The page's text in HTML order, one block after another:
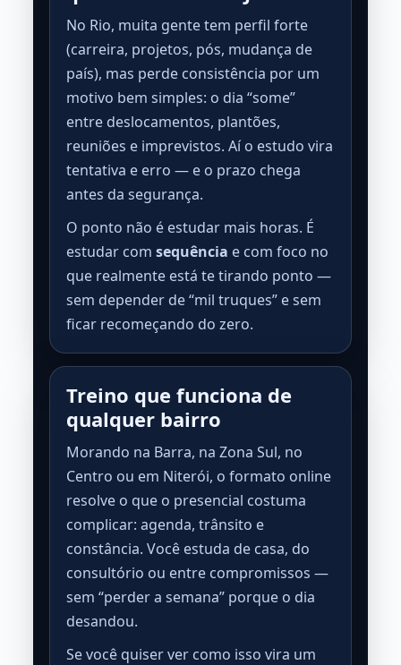
No Rio, muita gente tem perfil forte
(carreira, projetos, pós, mudança de
país), mas perde consistência por um
motivo bem simples: o dia “some”
entre deslocamentos, plantões,
reuniões e imprevistos. Aí o estudo vira
tentativa e erro — e o prazo chega
antes da segurança.
O ponto não é estudar mais horas. É
estudar com sequência e com foco no
que realmente está te tirando ponto —
sem depender de “mil truques” e sem
ficar recomeçando do zero.
Treino que funciona de
qualquer bairro
Morando na Barra, na Zona Sul, no
Centro ou em Niterói, o formato online
resolve o que o presencial costuma
complicar: agenda, trânsito e
constância. Você estuda de casa, do
consultório ou entre compromissos —
sem “perder a semana” porque o dia
desandou.
Se você quiser ver como isso vira um